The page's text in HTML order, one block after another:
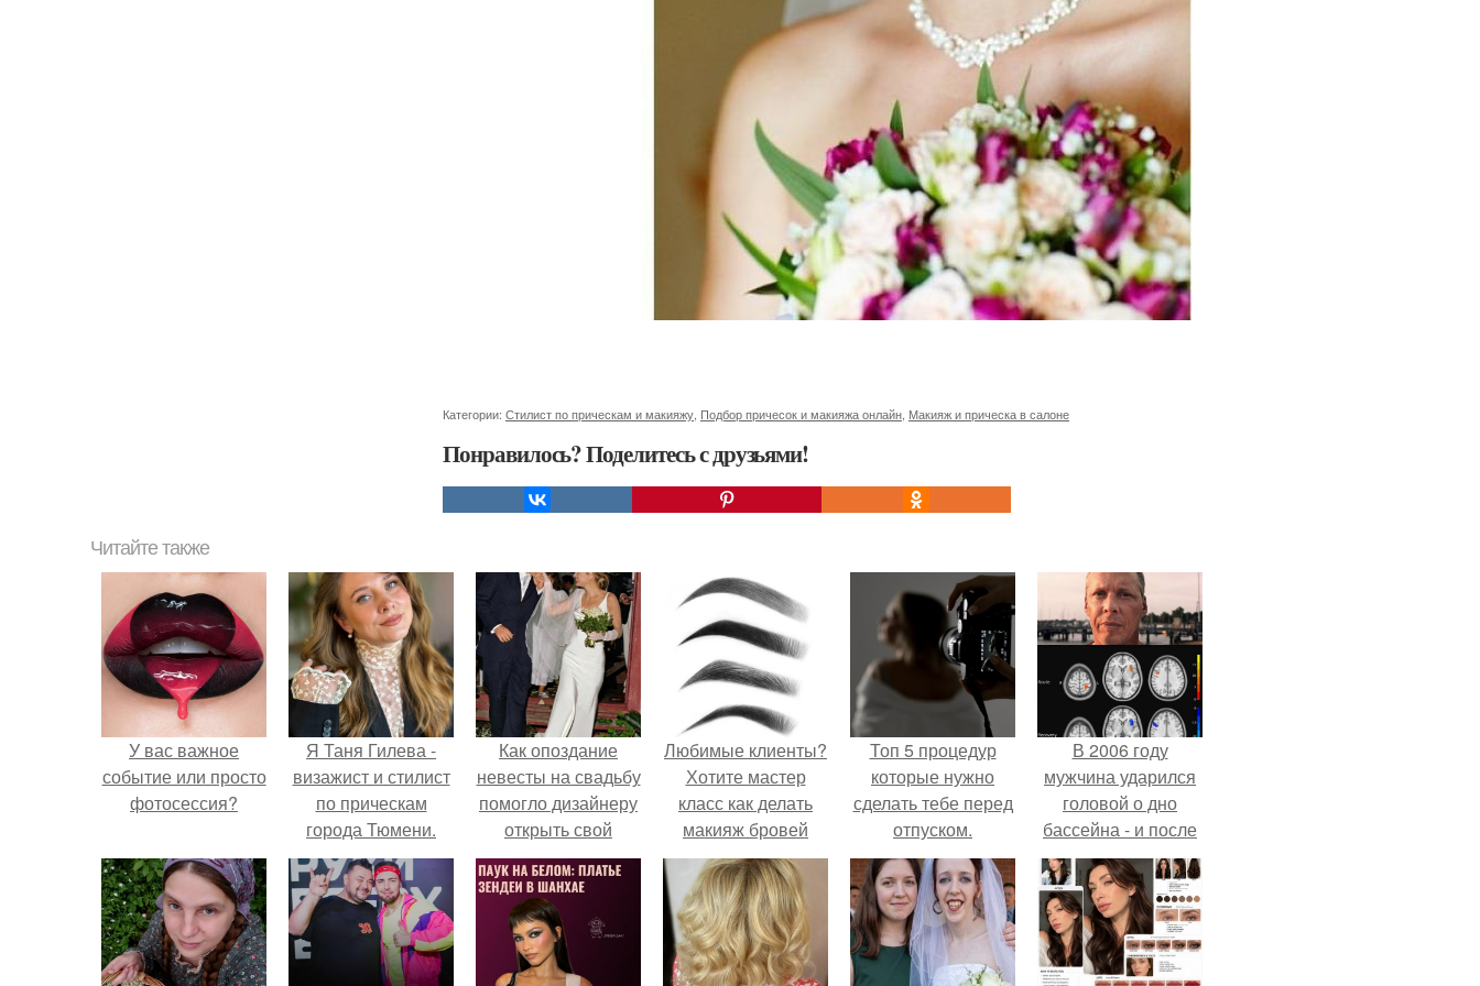
Категории: Стилист по прическам и макияжу Подбор причесок и макияжа онлайн Макияж и прическа в салоне
Понравилось? Поделитесь с друзьями!
Читайте также
У вас важное
событие или просто
фотосессия?
Я Таня Гилева -
визажист и стилист
по прическам
города Тюмени.
Как опоздание
невесты на свадьбу
помогло дизайнеру
открыть свой
бренд.
Любимые клиенты?
Хотите мастер
класс как делать
макияж бровей
самой себе дома?
Топ 5 процедур
которые нужно
сделать тебе перед
отпуском.
В 2006 году
мужчина ударился
головой о дно
бассейна - и после
этого его жизнь
изменилась самым
странным образом.